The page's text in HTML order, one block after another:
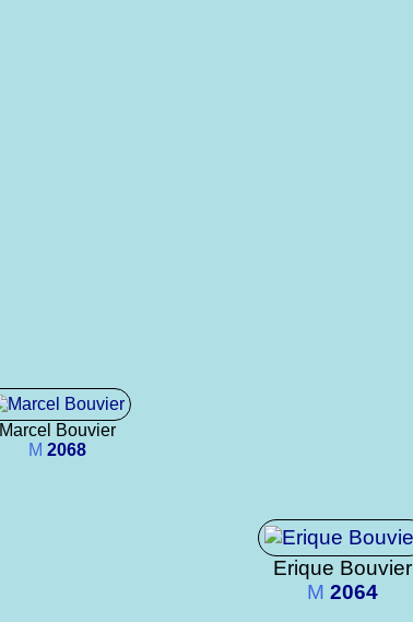
Marcel Bouvier
M 2068
Erique Bouvier
M 2064